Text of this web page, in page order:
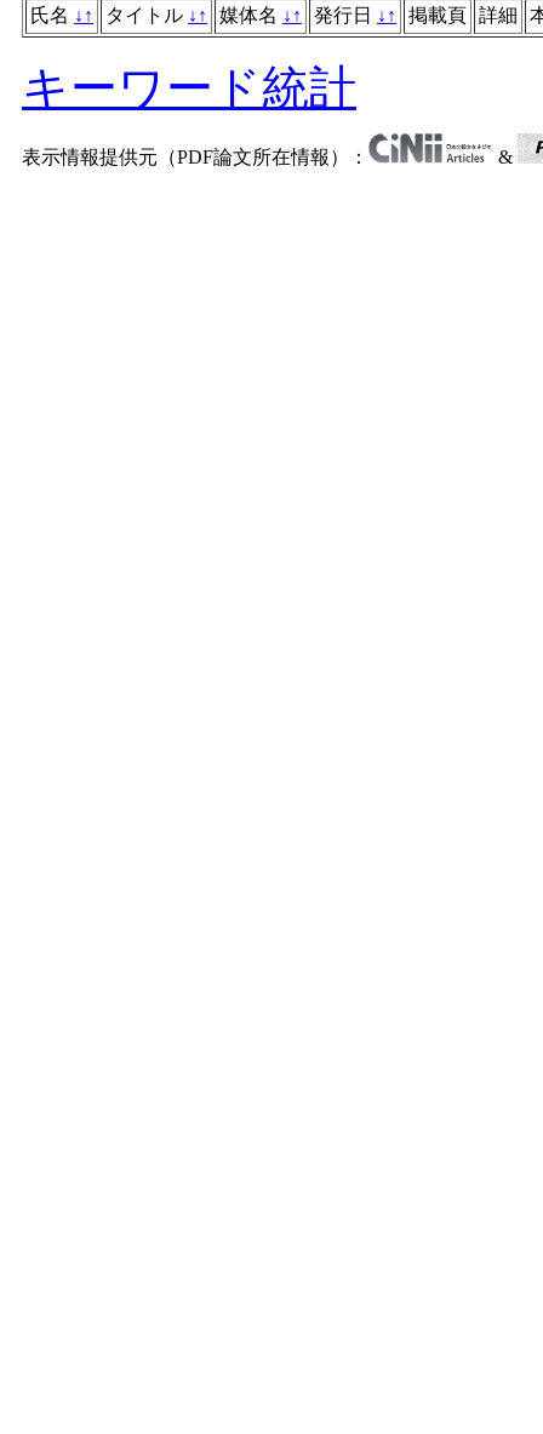
氏名 ↓ ↑ タイトル ↓ ↑ 媒体名 ↓ ↑ 発行日 ↓ ↑ 掲載頁 詳細
キーワード統計
表示情報提供元（PDF論文所在情報）： &